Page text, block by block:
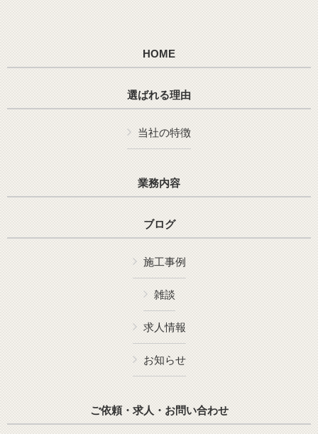
HOME
選ばれる理由
当社の特徴
業務内容
ブログ
施工事例
雑談
求人情報
お知らせ
ご依頼・求人・お問い合わせ